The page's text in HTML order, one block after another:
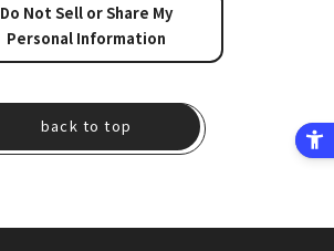
Do Not Sell or Share My
Personal Information
back to top